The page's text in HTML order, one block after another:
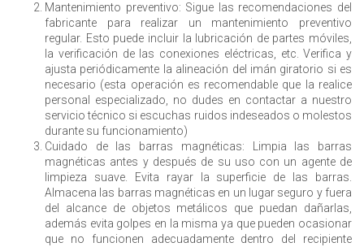
Mantenimiento preventivo: Sigue las recomendaciones del
fabricante para realizar un mantenimiento preventivo
regular. Esto puede incluir la lubricación de partes móviles,
la verificación de las conexiones eléctricas, etc. Verifica y
ajusta periódicamente la alineación del imán giratorio si es
necesario (esta operación es recomendable que la realice
personal especializado, no dudes en contactar a nuestro
servicio técnico si escuchas ruidos indeseados o molestos
durante su funcionamiento)
Cuidado de las barras magnéticas: Limpia las barras
magnéticas antes y después de su uso con un agente de
limpieza suave. Evita rayar la superficie de las barras.
Almacena las barras magnéticas en un lugar seguro y fuera
del alcance de objetos metálicos que puedan dañarlas,
además evita golpes en la misma ya que pueden ocasionar
que no funcionen adecuadamente dentro del recipiente